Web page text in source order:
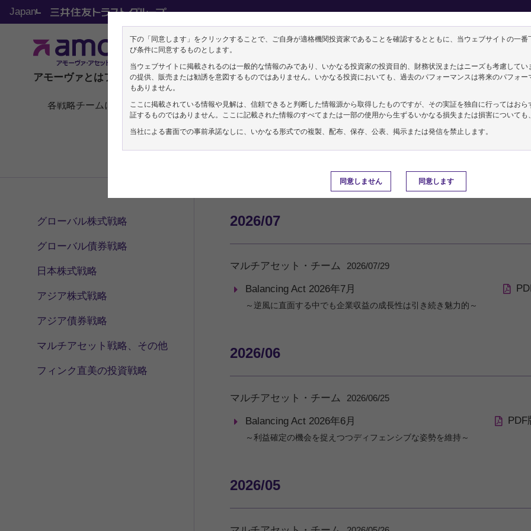
アモーヴァとはファンドETFマーケット機関投資家向け資産運用ガイド
Japan
機関投資家の方向け
マルチアセット戦略、その他
各戦略チームによるリサーチレポート
グローバル株式戦略
グローバル債券戦略
日本株式戦略
アジア株式戦略
アジア債券戦略
マルチアセット戦略、その他
フィンク直美の投資戦略
2026/07
マルチアセット・チーム 2026/07/29
Balancing Act 2026年7月
～逆風に直面する中でも企業収益の成長性は引き続き魅力的～
2026/06
マルチアセット・チーム 2026/06/25
Balancing Act 2026年6月
～利益確定の機会を捉えつつディフェンシブな姿勢を維持～
PDF
2026/05
下の「同意します」をクリックすることで、ご自身が適格機関投資家であることを確認するとともに、当ウェブサイトの一
び条件に同意するものとします。
当ウェブサイトに掲載されるのは一般的な情報のみであり、いかなる投資家の投資目的、財務状況またはニーズも考慮して
の提供、販売または勧誘を意図するものではありません。いかなる投資においても、過去のパフォーマンスは将来のパフォ
もありません。
ここに掲載されている情報や見解は、信頼できると判断した情報源から取得したものですが、その実証を独自に行ってはお
証するものではありません。ここに記載された情報のすべてまたは一部の使用から生ずるいかなる損失または損害について
当社による書面での事前承諾なしに、いかなる形式での複製、配布、保存、公表、掲示または発信を禁止します。
同意しません 同意します